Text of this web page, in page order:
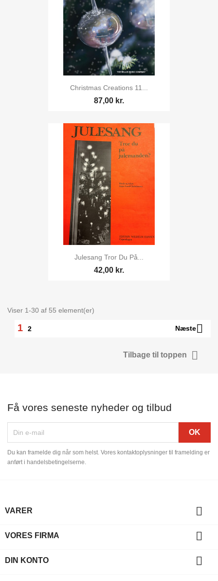
Christmas Creations 11...
87,00 kr.
Julesang Tror Du På...
42,00 kr.
Viser 1-30 af 55 element(er)
1 2 Næste
Tilbage til toppen 
Få vores seneste nyheder og tilbud
Du kan framelde dig når som helst. Vores kontaktoplysninger til framelding er
anført i handelsbetingelserne.
VARER 
VORES FIRMA 
DIN KONTO
